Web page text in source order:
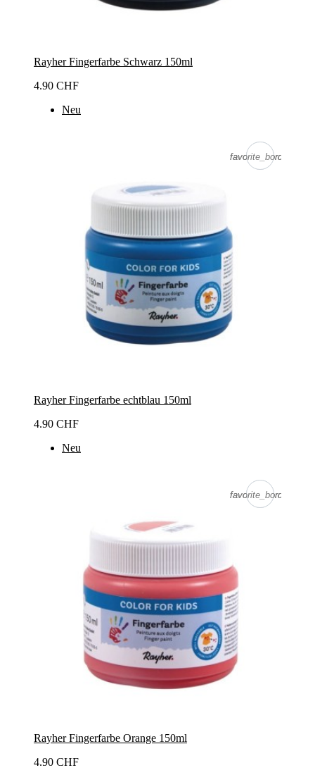
Rayher Fingerfarbe Schwarz 150ml
4.90 CHF
Neu
favorite_border
favorite_border
Rayher Fingerfarbe echtblau 150ml
4.90 CHF
Neu
favorite_border
favorite_border
Rayher Fingerfarbe Orange 150ml
4.90 CHF